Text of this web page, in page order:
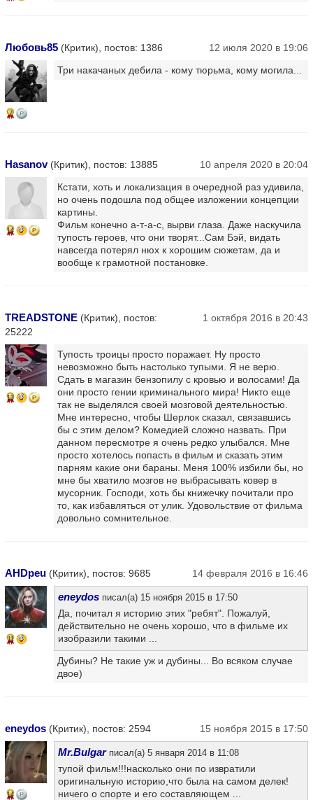
Любовь85 (Критик), постов: 1386 12 июля 2020 в 19:06
7
Три накачаных дебила - кому тюрьма, кому могила...
Hasanov(Критик), постов: 13885 10 апреля 2020 в 20:04
14
Кстати, хоть и локализация в очередной раз удивила,
но очень подошла под общее изложении концепции
картины.
Фильм конечно а-т-а-с, вырви глаза. Даже наскучила
тупость героев, что они творят...Сам Бэй, видать
навсегда потерял нюх к хорошим сюжетам, да и
вообще к грамотной постановке.
TREADSTONE (Критик), постов:
25222
1 октября 2016 в 20:43
13
Тупость троицы просто поражает. Ну просто
невозможно быть настолько тупыми. Я не верю.
Сдать в магазин бензопилу с кровью и волосами! Да
они просто гении криминального мира! Никто еще
так не выделялся своей мозговой деятельностью.
Мне интересно, чтобы Шерлок сказал, связавшись
бы с этим делом? Комедией сложно назвать. При
данном пересмотре я очень редко улыбался. Мне
просто хотелось попасть в фильм и сказать этим
парням какие они бараны. Меня 100% избили бы, но
мне бы хватило мозгов не выбрасывать ковер в
мусорник. Господи, хоть бы книжечку почитали про
то, как избавляться от улик. Удовольствие от фильма
довольно сомнительное.
AHDpeu (Критик), постов: 9685 14 февраля 2016 в 16:46
11
eneydos писал(а) 15 ноября 2015 в 17:50
Да, почитал я историю этих "ребят". Пожалуй,
действительно не очень хорошо, что в фильме их
изобразили такими ...
Дубины? Не такие уж и дубины... Во всяком случае
двое)
eneydos (Критик), постов: 2594 15 ноября 2015 в 17:50
14
Mr.Bulgarписал(а) 5 января 2014 в 11:08
тупой фильм!!!насколько они по извратили
оригинальную историю,что была на самом делек!
ничего о спорте и его составляющем ...